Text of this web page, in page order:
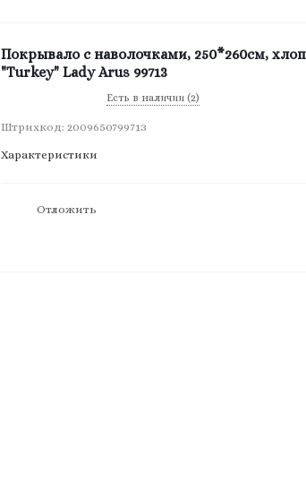
Покрывало с наволочками, 250*260см,
"Turkey" Lady Arus 99713
Есть в наличии (2)
Штрихкод: 2009650799713
Характеристики
Отложить